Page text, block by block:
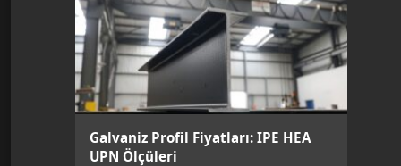
Galvaniz Profil Fiyatları: IPE HEA
UPN Ölçüleri